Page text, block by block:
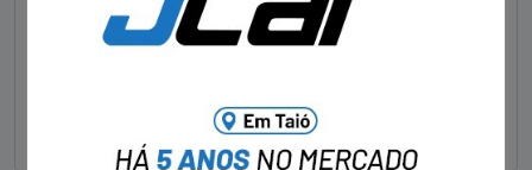
STAFF - OBV 29/01/2023
Um dos dois foragidos investigados pelo latrocínio de